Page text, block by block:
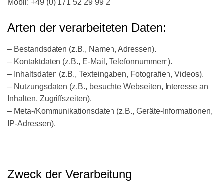
Mobil: +49 (0) 171 52 29 99 2
Arten der verarbeiteten Daten:
– Bestandsdaten (z.B., Namen, Adressen).
– Kontaktdaten (z.B., E-Mail, Telefonnummern).
– Inhaltsdaten (z.B., Texteingaben, Fotografien, Videos).
– Nutzungsdaten (z.B., besuchte Webseiten, Interesse an
Inhalten, Zugriffszeiten).
– Meta-/Kommunikationsdaten (z.B., Geräte-Informationen,
IP-Adressen).
Zweck der Verarbeitung